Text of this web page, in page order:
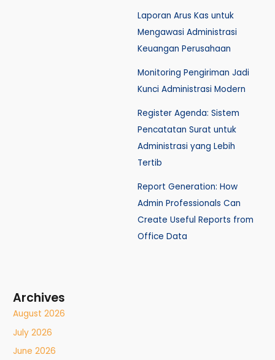
Laporan Arus Kas untuk
Mengawasi Administrasi
Keuangan Perusahaan
Monitoring Pengiriman Jadi
Kunci Administrasi Modern
Register Agenda: Sistem
Pencatatan Surat untuk
Administrasi yang Lebih
Tertib
Report Generation: How
Admin Professionals Can
Create Useful Reports from
Office Data
Archives
August 2026
July 2026
June 2026